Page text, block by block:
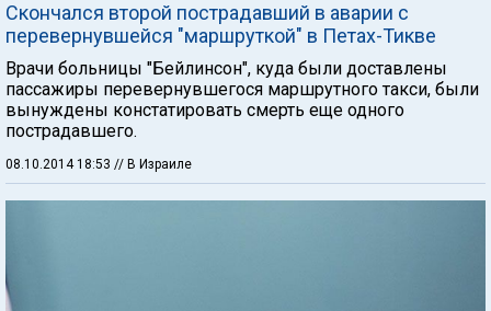
Скончался второй пострадавший в аварии с
перевернувшейся "маршруткой" в Петах-Тикве
Врачи больницы "Бейлинсон", куда были доставлены
пассажиры перевернувшегося маршрутного такси, были
вынуждены констатировать смерть еще одного
пострадавшего.
08.10.2014 18:53 // В Израиле